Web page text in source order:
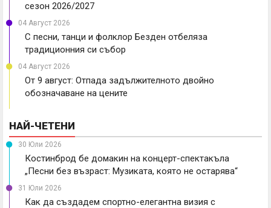
сезон 2026/2027
04 Август 2026
С песни, танци и фолклор Безден отбеляза
традиционния си събор
04 Август 2026
От 9 август: Отпада задължителното двойно
обозначаване на цените
НАЙ-ЧЕТЕНИ
30 Юли 2026
Костинброд бе домакин на концерт-спектакъла
„Песни без възраст: Музиката, която не остарява“
31 Юли 2026
Как да създадем спортно-елегантна визия с